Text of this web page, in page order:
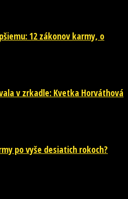
12 zákonov karmy, o
v zrkadle: Kvetka Horváthová
po vyše desiatich rokoch?